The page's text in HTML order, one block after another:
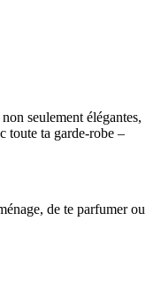
seulement élégantes,
toute ta garde-robe –
de te parfumer ou